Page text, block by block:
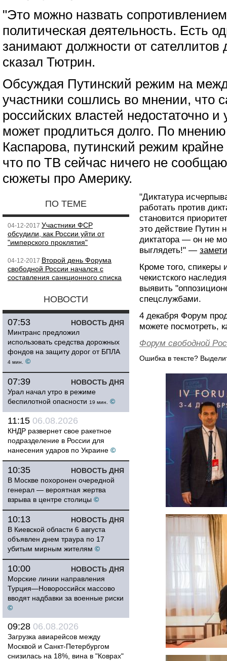
"Это можно назвать
политическая деятельность. Есть
занимают должности от сателлитов
сказал Тютрин.
Обсуждая Путинский режим на
участники сошлись во мнении, что
российских властей недостаточно и
может продлиться долго. По
Каспарова, путинский режим
что по ТВ сейчас ничего не
сюжеты про Америку.
ПО ТЕМЕ
04-12-2017 Участники ФСР
обсудили, как России уйти от
"имперского проклятия"
04-12-2017 Второй день Форума
свободной России начался с
составления санкционного списка
НОВОСТИ
НОВОСТЬ ДНЯ
07:53
Минтранс предложил
использовать средства дорожных
фондов на защиту дорог от БПЛА
4 мин. ©
НОВОСТЬ ДНЯ
07:39
Урал начал утро в режиме
беспилотной опасности 19 мин. ©
11:15 06.08.2026
КНДР развернет свое ракетное
подразделение в России для
нанесения ударов по Украине ©
НОВОСТЬ ДНЯ
10:35
В Москве похоронен очередной
генерал — вероятная жертва
взрыва в центре столицы ©
НОВОСТЬ ДНЯ
10:13
В Киевской области 6 августа
объявлен днем траура по 17
убитым мирным жителям ©
НОВОСТЬ ДНЯ
10:00
Морские линии направления
Турция—Новороссийск массово
вводят надбавки за военные риски
©
09:28 06.08.2026
Загрузка авиарейсов между
Москвой и Санкт-Петербургом
снизилась на 18%, вина в "Коврах"
"Диктатура
работать против
становится
это действие Путин
диктатора — он не
выглядеть!" —
Кроме того, спикеры
чекистского
выявить
спецслужбами.
4 декабря Форум
можете посмотреть,
Форум свободной
Ошибка в тексте?